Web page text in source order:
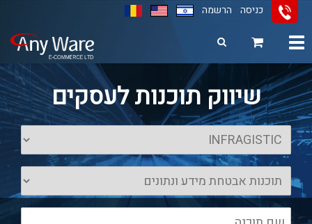
11
12
13
כניסה הרשמה
Toggle
שיווק תוכנות לעסקים